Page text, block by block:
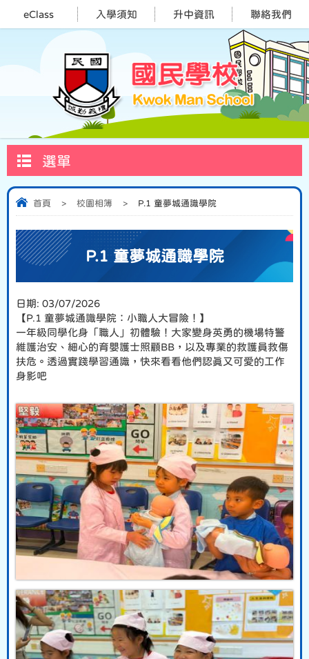
eClass 入學須知 升中資訊 聯絡我們
選單
首頁 > 校園相簿 > P.1 童夢城通識學院
P.1 童夢城通識學院
日期: 03/07/2026
【P.1 童夢城通識學院：小職人大冒險！】
一年級同學化身「職人」初體驗！大家變身英勇的機場特警
維護治安、細心的育嬰護士照顧BB，以及專業的救護員救傷
扶危。透過實踐學習通識，快來看看他們認真又可愛的工作
身影吧